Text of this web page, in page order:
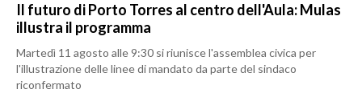
Il futuro di Porto Torres al centro dell'Aula: Mulas
illustra il programma
Martedì 11 agosto alle 9:30 si riunisce l'assemblea civica per
l'illustrazione delle linee di mandato da parte del sindaco
riconfermato